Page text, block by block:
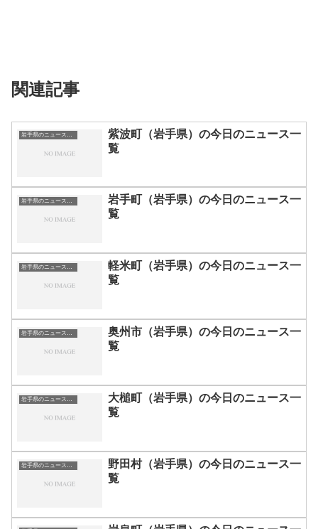
関連記事
岩手県のニュース一覧
紫波町（岩手県）の今日のニュース一
覧
岩手県のニュース一覧
岩手町（岩手県）の今日のニュース一
覧
岩手県のニュース一覧
軽米町（岩手県）の今日のニュース一
覧
岩手県のニュース一覧
奥州市（岩手県）の今日のニュース一
覧
岩手県のニュース一覧
大槌町（岩手県）の今日のニュース一
覧
岩手県のニュース一覧
野田村（岩手県）の今日のニュース一
覧